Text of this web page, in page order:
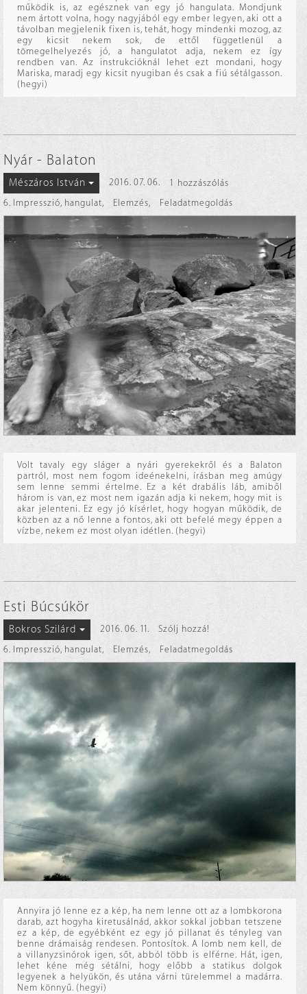
működik is, az egésznek van egy jó hangulata. Mondjunk
nem ártott volna, hogy nagyjából egy ember legyen, aki ott a
távolban megjelenik fixen is, tehát, hogy mindenki mozog, az
egy kicsit nekem sok, de ettől függetlenül a
tömegelhelyezés jó, a hangulatot adja, nekem ez így
rendben van. Az instrukcióknál lehet ezt mondani, hogy
Mariska, maradj egy kicsit nyugiban és csak a fiú sétálgasson.
(hegyi)
Nyár - Balaton
Mészáros István 2016. 07. 06.
1 hozzászólás
6. Impresszió, hangulat, Elemzés, Feladatmegoldás
Volt tavaly egy sláger a nyári gyerekekről és a Balaton
partról, most nem fogom ideénekelni, írásban meg amúgy
sem lenne semmi értelme. Ez a két drabális láb, amiből
három is van, ez most nem igazán adja ki nekem, hogy mit is
akar jelenteni. Ez egy jó kísérlet, hogy hogyan működik, de
közben az a nő lenne a fontos, aki ott befelé megy éppen a
vízbe, nekem ez most olyan idétlen. (hegyi)
Esti Búcsúkör
Bokros Szilárd 2016. 06. 11.
Szólj hozzá!
6. Impresszió, hangulat, Elemzés, Feladatmegoldás
Annyira jó lenne ez a kép, ha nem lenne ott az a lombkorona
darab, azt hogyha kiretusálnád, akkor sokkal jobban tetszene
ez a kép, de egyébként ez egy jó pillanat és tényleg van
benne drámaiság rendesen. Pontosítok. A lomb nem kell, de
a villanyzsinórok igen, sőt, abból több is elférne. Hát, igen,
lehet kéne még sétálni, hogy előbb a statikus dolgok
legyenek a helyükön, és utána várni türelemmel a madárra.
Nem könnyű. (hegyi)